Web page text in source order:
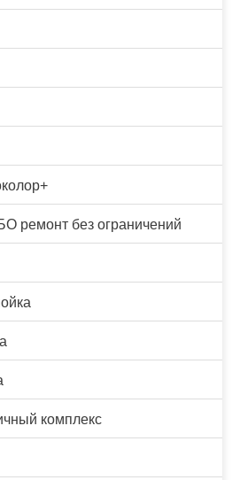
ремонт без ограничений
комплекс